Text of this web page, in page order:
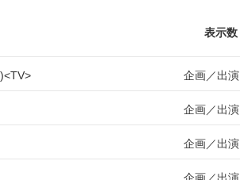
表示数
TV 企画 出演
企画 出演
企画 出演